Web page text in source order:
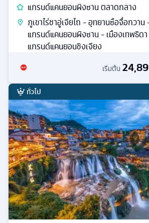
แกรนด์แคนยอนผิงซาน ตลาดกลาง
ภูเขาไร่ชาอู่เจียไถ - อุทยานซือจื่อกวาน
แกรนด์แคนยอนผิงซาน - เมืองเทพธิด
แกรนด์แคนยอนชิงเจียง
เริ่มต้น
ทั่วไป